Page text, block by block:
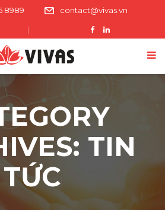
8989 contact@vivas.vn
TIN
TỨC